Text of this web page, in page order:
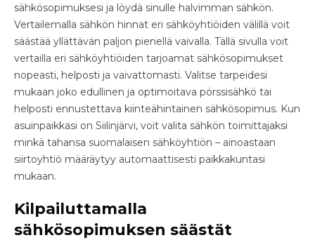
sähkösopimuksesi ja löydä sinulle halvimman sähkön.
Vertailemalla sähkön hinnat eri sähköyhtiöiden välillä voit
säästää yllättävän paljon pienellä vaivalla. Tällä sivulla voit
vertailla eri sähköyhtiöiden tarjoamat sähkösopimukset
nopeasti, helposti ja vaivattomasti. Valitse tarpeidesi
mukaan joko edullinen ja optimoitava pörssisähkö tai
helposti ennustettava kiinteähintainen sähkösopimus. Kun
asuinpaikkasi on Siilinjärvi, voit valita sähkön toimittajaksi
minkä tahansa suomalaisen sähköyhtiön – ainoastaan
siirtoyhtiö määräytyy automaattisesti paikkakuntasi
mukaan.
Kilpailuttamalla
sähkösopimuksen säästät